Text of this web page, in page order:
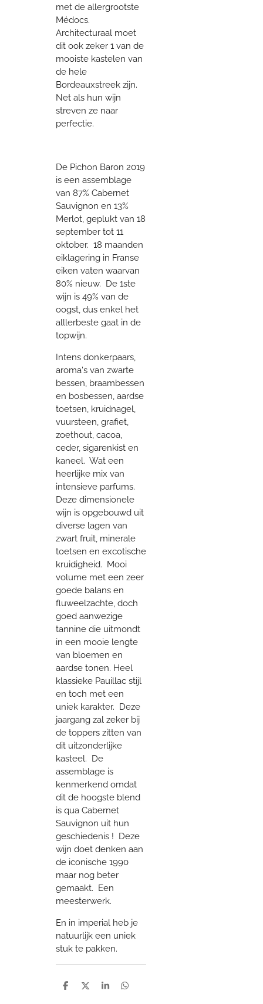
met de allergrootste
Médocs.
Architecturaal moet
dit ook zeker 1 van de
mooiste kastelen van
de hele
Bordeauxstreek zijn.
Net als hun wijn
streven ze naar
perfectie.
De Pichon Baron 2019
is een assemblage
van 87% Cabernet
Sauvignon en 13%
Merlot, geplukt van 18
september tot 11
oktober. 18 maanden
eiklagering in Franse
eiken vaten waarvan
80% nieuw. De 1ste
wijn is 49% van de
oogst, dus enkel het
alllerbeste gaat in de
topwijn.
Intens donkerpaars,
aroma's van zwarte
bessen, braambessen
en bosbessen, aardse
toetsen, kruidnagel,
vuursteen, grafiet,
zoethout, cacoa,
ceder, sigarenkist en
kaneel. Wat een
heerlijke mix van
intensieve parfums.
Deze dimensionele
wijn is opgebouwd uit
diverse lagen van
zwart fruit, minerale
toetsen en excotische
kruidigheid. Mooi
volume met een zeer
goede balans en
fluweelzachte, doch
goed aanwezige
tannine die uitmondt
in een mooie lengte
van bloemen en
aardse tonen. Heel
klassieke Pauillac stijl
en toch met een
uniek karakter. Deze
jaargang zal zeker bij
de toppers zitten van
dit uitzonderlijke
kasteel. De
assemblage is
kenmerkend omdat
dit de hoogste blend
is qua Cabernet
Sauvignon uit hun
geschiedenis ! Deze
wijn doet denken aan
de iconische 1990
maar nog beter
gemaakt. Een
meesterwerk.
En in imperial heb je
natuurlijk een uniek
stuk te pakken.
D
D
S
D